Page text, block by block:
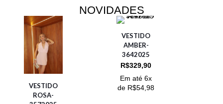
NOVIDADES
VESTIDO
ROSA-
VESTIDO
AMBER-
3642025
R$329,90
Em até 6x
de R$54,98